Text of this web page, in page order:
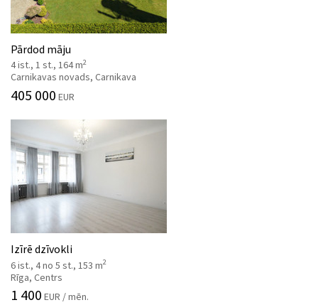
Pārdod māju
4 ist., 1 st., 164 m2
Carnikavas novads, Carnikava
405 000 EUR
Izīrē dzīvokli
6 ist., 4 no 5 st., 153 m2
Rīga, Centrs
1 400 EUR / mēn.